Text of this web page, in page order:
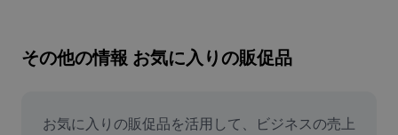
画像サイズ変更
ミームジェネレーター
その他の情報 お気に入りの販促品
お気に入りの販促品を活用して、ビジネスの売上